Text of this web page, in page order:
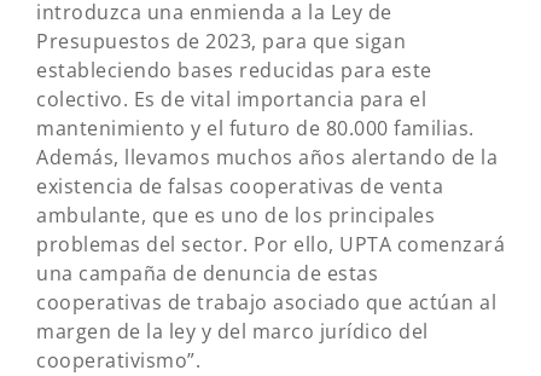
introduzca una enmienda a la Ley de
Presupuestos de 2023, para que sigan
estableciendo bases reducidas para este
colectivo. Es de vital importancia para el
mantenimiento y el futuro de 80.000 familias.
Además, llevamos muchos años alertando de la
existencia de falsas cooperativas de venta
ambulante, que es uno de los principales
problemas del sector. Por ello, UPTA comenzará
una campaña de denuncia de estas
cooperativas de trabajo asociado que actúan al
margen de la ley y del marco jurídico del
cooperativismo”.